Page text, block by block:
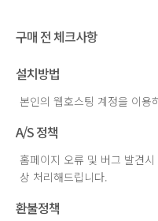
구매 전 체크사항
설치방법
본인의 웹호스팅 계정을 이용
A/S 정책
홈페이지 오류 및 버그 발견
상 처리해드립니다.
환불정책